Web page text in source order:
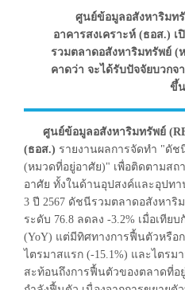
ศูนย์ข้อมูลอสังหาริมท
อาคารสงเคราะห์ (ธอส.)
รวมตลาดอสังหาริมทรัพย์ (
คาดว่า จะได้รับปัจจัยบวกจ
ขึ้น
ศูนย์ข้อมูลอสังหาริมทรัพย์
(ธอส.) รายงานผลการจัดทำ "ดั
(หมวดที่อยู่อาศัย)" เพื่อติดตามส
อาศัย ทั้งในด้านอุปสงค์และอุปท
3 ปี 2567 ดัชนีรวมตลาดอสังหาริ
ระดับ 76.8 ลดลง -3.2% เมื่อเทีย
(YoY) แต่มีทิศทางการฟื้นตัวหรือ
ไตรมาสแรก (-15.1%) และไตรม
สะท้อนถึงการฟื้นตัวของตลาดที่อ